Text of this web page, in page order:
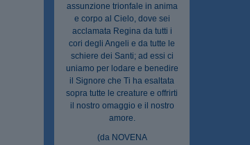
assunzione trionfale in anima
e corpo al Cielo, dove sei
acclamata Regina da tutti i
cori degli Angeli e da tutte le
schiere dei Santi; ad essi ci
uniamo per lodare e benedire
il Signore che Ti ha esaltata
sopra tutte le creature e offrirti
il nostro omaggio e il nostro
amore.
(da NOVENA